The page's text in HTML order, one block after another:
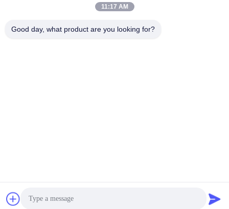
11:17 AM
Good day, what product are you looking for?